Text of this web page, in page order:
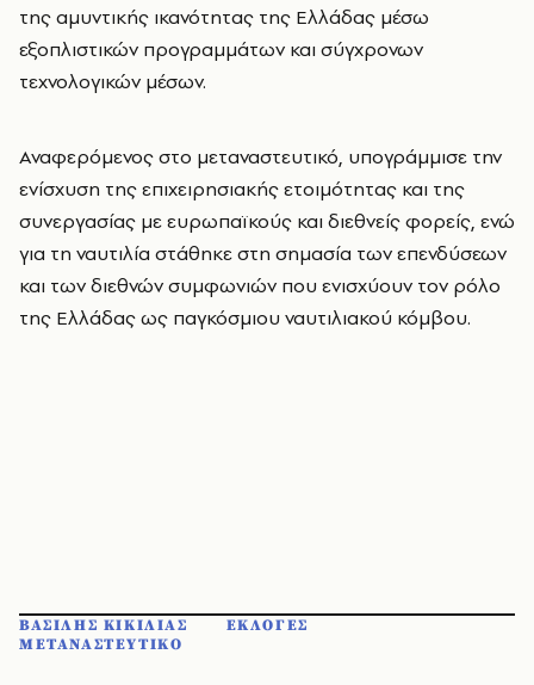
της αμυντικής ικανότητας της Ελλάδας μέσω
εξοπλιστικών προγραμμάτων και σύγχρονων
τεχνολογικών μέσων.
Αναφερόμενος στο μεταναστευτικό, υπογράμμισε την
ενίσχυση της επιχειρησιακής ετοιμότητας και της
συνεργασίας με ευρωπαϊκούς και διεθνείς φορείς, ενώ
για τη ναυτιλία στάθηκε στη σημασία των επενδύσεων
και των διεθνών συμφωνιών που ενισχύουν τον ρόλο
της Ελλάδας ως παγκόσμιου ναυτιλιακού κόμβου.
ΒΑΣΙΛΗΣ ΚΙΚΙΛΙΑΣ
ΕΚΛΟΓΕΣ
ΜΕΤΑΝΑΣΤΕΥΤΙΚΟ